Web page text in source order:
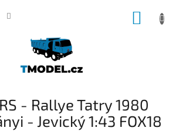
- Rallye Tatry 1980
- Jevický 1:43 FOX18